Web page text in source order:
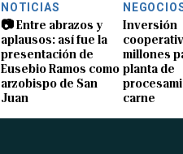
NOTICIAS
📷 Entre abrazos y
aplausos: así fue la
presentación de
Eusebio Ramos como
arzobispo de San
Juan
Inversión
millones
planta de
carne